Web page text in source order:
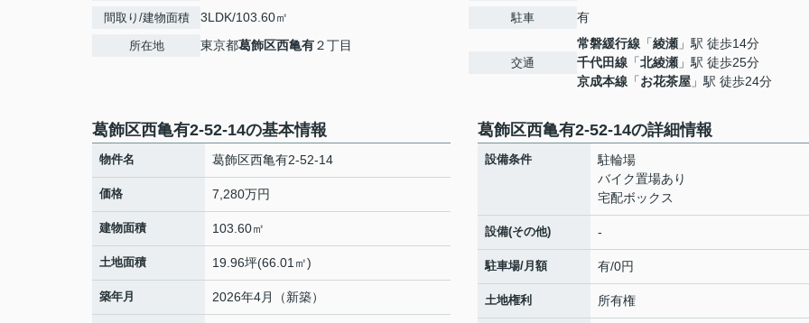
間取り/建物面積 3LDK/103.60㎡
所在地 東京都葛飾区西亀有２丁目
駐車 有
交通
常磐緩行線 「綾瀬 」駅 徒歩14分
千代田線 「北綾瀬 」駅 徒歩25分
京成本線 「お花茶屋 」駅 徒歩24分
葛飾区西亀有2-52-14の基本情報
物件名 葛飾区西亀有2-52-14
価格 7,280万円
建物面積 103.60㎡
土地面積 19.96坪(66.01㎡)
築年月 2026年4月（新築）
葛飾区西亀有2-52-14の詳細情報
設備条件
駐輪場
バイク置場あり
宅配ボックス
設備(その他) -
駐車場/月額 有/0円
土地権利 所有権